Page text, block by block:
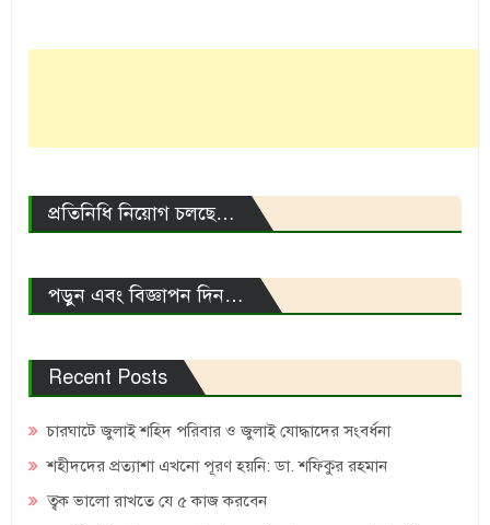
প্রতিনিধি নিয়োগ চলছে…
পড়ুন এবং বিজ্ঞাপন দিন…
Recent Posts
চারঘাটে জুলাই শহিদ পরিবার ও জুলাই যোদ্ধাদের সংবর্ধনা
শহীদদের প্রত্যাশা এখনো পূরণ হয়নি: ডা. শফিকুর রহমান
ত্বক ভালো রাখতে যে ৫ কাজ করবেন